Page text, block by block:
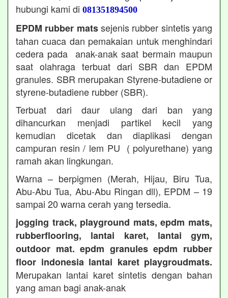
hubungi kami di 081351894500
EPDM rubber matssejenis rubber sintetis yang
tahan cuaca dan pemakaian untuk menghindari
cedera pada anak-anak saat bermain maupun
saat olahraga terbuat dari SBR dan EPDM
granules. SBR merupakan Styrene-butadiene or
styrene-butadiene rubber (SBR).
Terbuat dari daur ulang dari ban yang
dihancurkan menjadi partikel kecil yang
kemudian dicetak dan diaplikasi dengan
campuran resin / lem PU ( polyurethane) yang
ramah akan lingkungan.
Warna – berpigmen (Merah, Hijau, Biru Tua,
Abu-Abu Tua, Abu-Abu Ringan dll), EPDM – 19
sampai 20 warna cerah yang tersedia.
jogging track, playground mats, epdm mats,
rubberflooring, lantai karet, lantai gym,
outdoor mat. epdm granules epdm rubber
floor indonesia lantai karet playgroudmats.
Merupakan lantai karet sintetis dengan bahan
yang aman bagi anak-anak